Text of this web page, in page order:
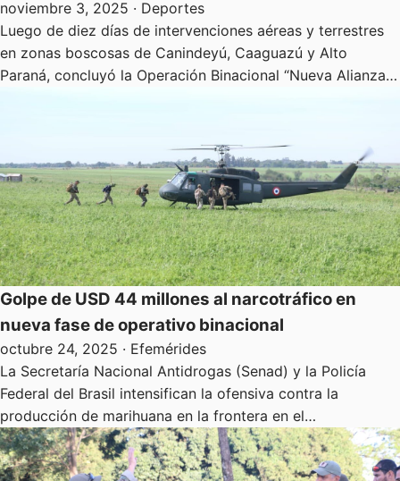
noviembre 3, 2025 · Deportes
Luego de diez días de intervenciones aéreas y terrestres
en zonas boscosas de Canindeyú, Caaguazú y Alto
Paraná, concluyó la Operación Binacional “Nueva Alianza…
Golpe de USD 44 millones al narcotráfico en
nueva fase de operativo binacional
octubre 24, 2025 · Efemérides
La Secretaría Nacional Antidrogas (Senad) y la Policía
Federal del Brasil intensifican la ofensiva contra la
producción de marihuana en la frontera en el…